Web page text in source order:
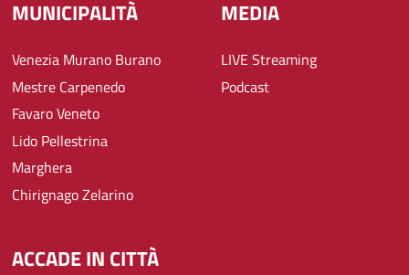
MUNICIPALITÀ
Venezia Murano Burano
Mestre Carpenedo
Favaro Veneto
Lido Pellestrina
Marghera
Chirignago Zelarino
MEDIA
LIVE Streaming
Podcast
ACCADE IN CITTÀ